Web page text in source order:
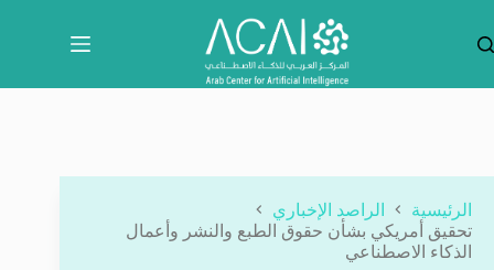
المحتوى
الرئيسية
الراصد الإخباري
تحقيق أمريكي بشأن حقوق الطبع والنشر وأعمال
الذكاء الاصطناعي